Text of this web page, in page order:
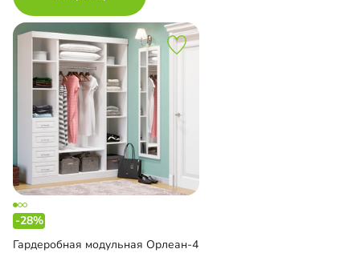
-28%
Гардеробная модульная Орлеан-4